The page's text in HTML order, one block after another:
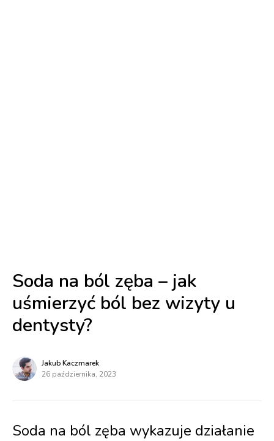
Soda na ból zęba – jak
uśmierzyć ból bez wizyty u
dentysty?
Jakub Kaczmarek
26 października, 2023
Soda na ból zęba wykazuje działanie